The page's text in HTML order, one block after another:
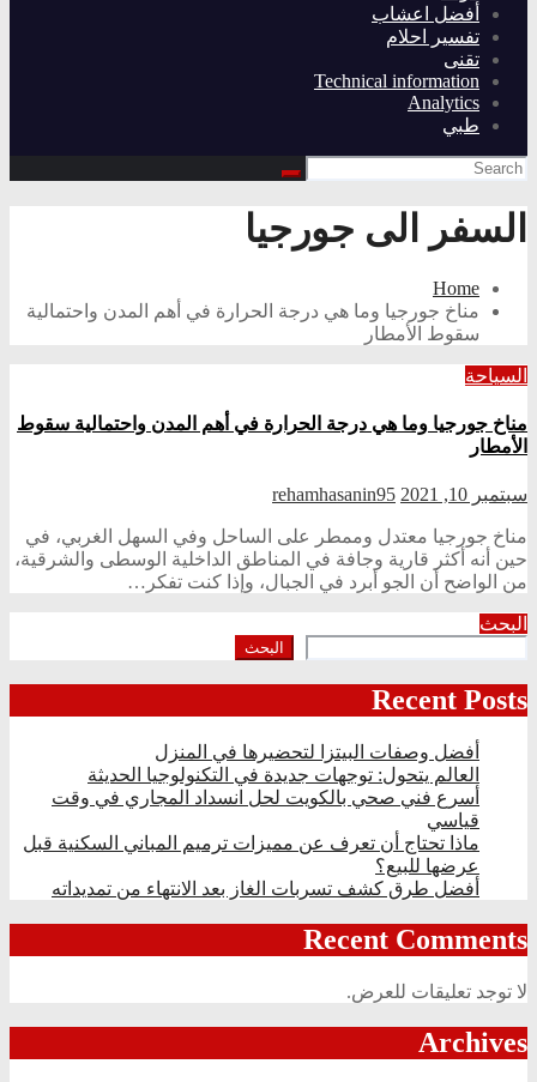
أفضل اعشاب
تفسير احلام
تقنى
Technical information
Analytics
طبي
السفر الى جورجيا
Home
مناخ جورجيا وما هي درجة الحرارة في أهم المدن واحتمالية
سقوط الأمطار
السياحة
مناخ جورجيا وما هي درجة الحرارة في أهم المدن واحتمالية سقوط
الأمطار
سبتمبر 10, 2021 rehamhasanin95
مناخ جورجيا معتدل وممطر على الساحل وفي السهل الغربي، في
حين أنه أكثر قارية وجافة في المناطق الداخلية الوسطى والشرقية،
من الواضح أن الجو أبرد في الجبال، وإذا كنت تفكر…
البحث
البحث
Recent Posts
أفضل وصفات البيتزا لتحضيرها في المنزل
العالم يتحول: توجهات جديدة في التكنولوجيا الحديثة
أسرع فني صحي بالكويت لحل انسداد المجاري في وقت
قياسي
ماذا تحتاج أن تعرف عن مميزات ترميم المباني السكنية قبل
عرضها للبيع؟
أفضل طرق كشف تسربات الغاز بعد الانتهاء من تمديداته
Recent Comments
لا توجد تعليقات للعرض.
Archives